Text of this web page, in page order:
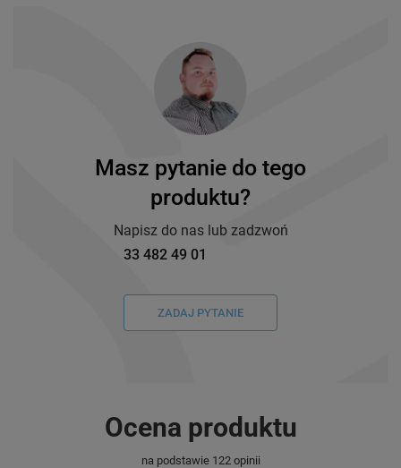
Masz pytanie do tego
produktu?
Napisz do nas lub zadzwoń
33 482 49 01
ZADAJ PYTANIE
Ocena produktu
na podstawie 122 opinii